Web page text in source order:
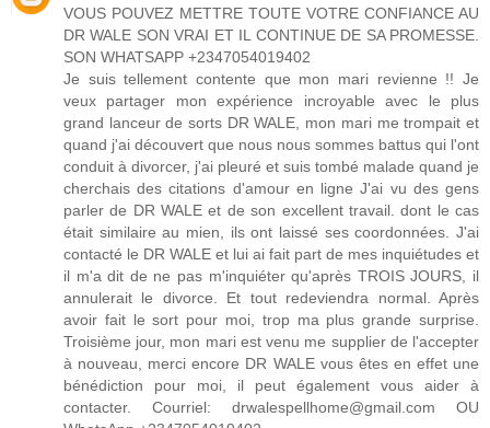
VOUS POUVEZ METTRE TOUTE VOTRE CONFIANCE AU
DR WALE SON VRAI ET IL CONTINUE DE SA PROMESSE.
SON WHATSAPP +2347054019402
Je suis tellement contente que mon mari revienne !! Je
veux partager mon expérience incroyable avec le plus
grand lanceur de sorts DR WALE, mon mari me trompait et
quand j'ai découvert que nous nous sommes battus qui l'ont
conduit à divorcer, j'ai pleuré et suis tombé malade quand je
cherchais des citations d'amour en ligne J'ai vu des gens
parler de DR WALE et de son excellent travail. dont le cas
était similaire au mien, ils ont laissé ses coordonnées. J'ai
contacté le DR WALE et lui ai fait part de mes inquiétudes et
il m'a dit de ne pas m'inquiéter qu'après TROIS JOURS, il
annulerait le divorce. Et tout redeviendra normal. Après
avoir fait le sort pour moi, trop ma plus grande surprise.
Troisième jour, mon mari est venu me supplier de l'accepter
à nouveau, merci encore DR WALE vous êtes en effet une
bénédiction pour moi, il peut également vous aider à
contacter. Courriel: drwalespellhome@gmail.com OU